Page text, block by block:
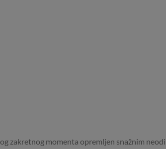
zakretnog momenta opremljen snažnim